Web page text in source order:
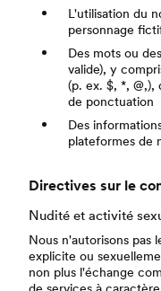
L'utilisation du
personnage
Des mots ou
valide), y
(p. ex. $, *, @,),
de ponctuation
Des
plateformes de
Directives sur le
Nudité et activité
Nous n'autorisons pas
explicite ou
non plus l'échange